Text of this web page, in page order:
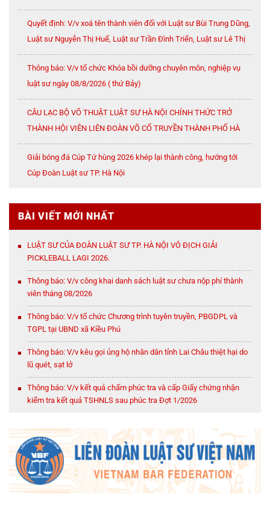
Quyết định: V/v xoá tên thành viên đối với Luật sư Bùi Trung Dũng,
Luật sư Nguyễn Thị Huế, Luật sư Trần Đình Triển, Luật sư Lê Thị
Oanh
Thông báo: V/v tổ chức Khóa bồi dưỡng chuyên môn, nghiệp vụ
luật sư ngày 08/8/2026 ( thứ Bảy)
CÂU LẠC BỘ VÕ THUẬT LUẬT SƯ HÀ NỘI CHÍNH THỨC TRỞ
THÀNH HỘI VIÊN LIÊN ĐOÀN VÕ CỔ TRUYỀN THÀNH PHỐ HÀ
NỘI
Giải bóng đá Cúp Tứ hùng 2026 khép lại thành công, hướng tới
Cúp Đoàn Luật sư TP. Hà Nội
BÀI VIẾT MỚI NHẤT
LUẬT SƯ CỦA ĐOÀN LUẬT SƯ TP. HÀ NỘI VÔ ĐỊCH GIẢI
PICKLEBALL LAGI 2026.
Thông báo: V/v công khai danh sách luật sư chưa nộp phí thành
viên tháng 08/2026
Thông báo: V/v tổ chức Chương trình tuyên truyền, PBGDPL và
TGPL tại UBND xã Kiều Phú
Thông báo: V/v kêu gọi ủng hộ nhân dân tỉnh Lai Châu thiệt hại do
lũ quét, sạt lở
Thông báo: V/v kết quả chấm phúc tra và cấp Giấy chứng nhận
kiểm tra kết quả TSHNLS sau phúc tra Đợt 1/2026